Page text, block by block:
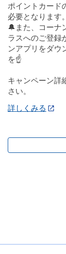
ポイントカード
必要となります。
🔔また、コーナ
ラスへのご登録
ンアプリをダウ
を☝️
キャンペーン詳
さい。
詳しくみる